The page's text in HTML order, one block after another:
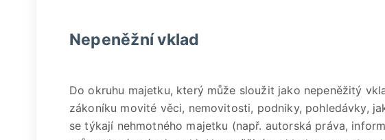
Nepeněžní vklad
Do okruhu majetku, který může sloužit jako nepeněžitý
zákoníku movité věci, nemovitosti, podniky, pohledávky,
se týkají nehmotného majetku (např. autorská práva,